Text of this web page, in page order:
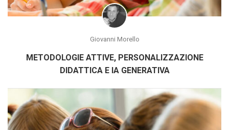
Giovanni Morello
METODOLOGIE ATTIVE, PERSONALIZZAZIONE
DIDATTICA E IA GENERATIVA